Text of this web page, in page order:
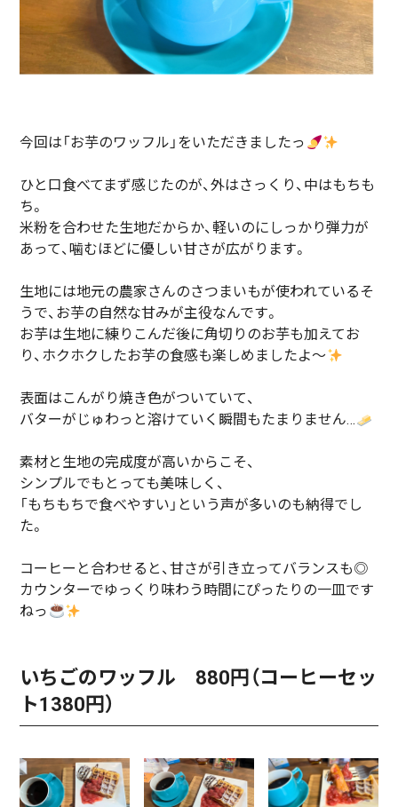
今回は「お芋のワッフル」をいただきましたっ
ひと口食べてまず感じたのが、外はさっくり、中はもちも
ち。
米粉を合わせた生地だからか、軽いのにしっかり弾力が
あって、噛むほどに優しい甘さが広がります。
生地には地元の農家さんのさつまいもが使われているそ
うで、お芋の自然な甘みが主役なんです。
お芋は生地に練りこんだ後に角切りのお芋も加えてお
り、ホクホクしたお芋の食感も楽しめましたよ～
表面はこんがり焼き色がついていて、
バターがじゅわっと溶けていく瞬間もたまりません…
素材と生地の完成度が高いからこそ、
シンプルでもとっても美味しく、
「もちもちで食べやすい」という声が多いのも納得でし
た。
コーヒーと合わせると、甘さが引き立ってバランスも◎
カウンターでゆっくり味わう時間にぴったりの一皿です
ねっ
いちごのワッフル 880円（コーヒーセッ
ト1380円）